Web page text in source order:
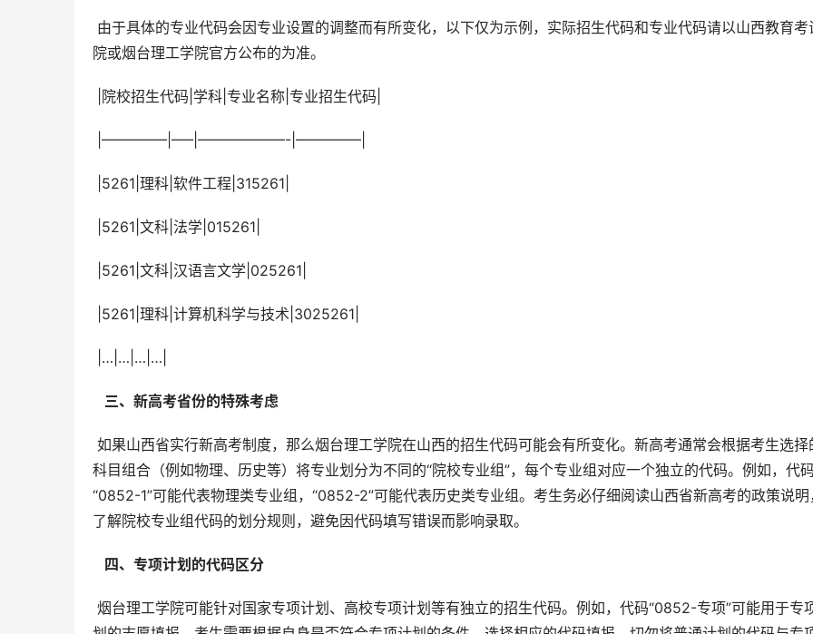
院或烟台理工学院官方公布的为准。
|院校招生代码|学科|专业名称|专业招生代码|
|————–|—–|——————-|————–|
|5261|理科|软件工程|315261|
|5261|文科|法学|015261|
|5261|文科|汉语言文学|025261|
|5261|理科|计算机科学与技术|3025261|
|…|…|…|…|
  三、新高考省份的特殊考虑
科目组合（例如物理、历史等）将专业划分为不同的“院校专业组”，每个专业组对应一个独立的代码。例如，代码
“0852-1”可能代表物理类专业组，“0852-2”可能代表历史类专业组。考生务必仔细阅读山西省新高考的政策说明
了解院校专业组代码的划分规则，避免因代码填写错误而影响录取。
  四、专项计划的代码区分